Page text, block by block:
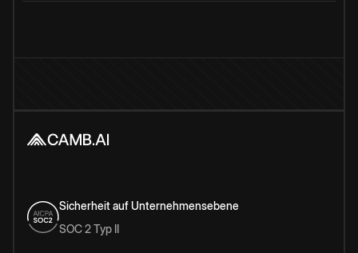
Sicherheit auf Unternehmensebene
SOC 2 Typ II